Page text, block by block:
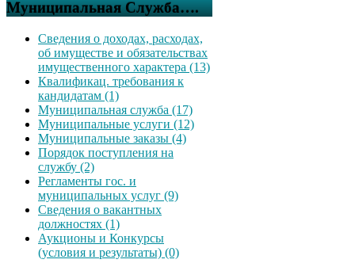
Муниципальная Служба….
Сведения о доходах, расходах,
об имуществе и обязательствах
имущественного характера (13)
Квалификац. требования к
кандидатам (1)
Муниципальная служба (17)
Муниципальные услуги (12)
Муниципальные заказы (4)
Порядок поступления на
службу (2)
Регламенты гос. и
муниципальных услуг (9)
Сведения о вакантных
должностях (1)
Аукционы и Конкурсы
(условия и результаты) (0)